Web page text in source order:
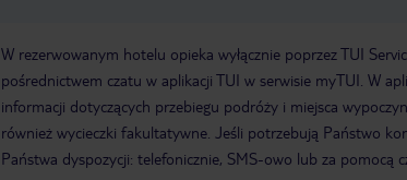
W rezerwowanym hotelu opieka wyłącznie poprzez TUI
pośrednictwem czatu w aplikacji TUI w serwisie myTUI. W
informacji dotyczących przebiegu podróży i miejsca
również wycieczki fakultatywne. Jeśli potrzebują Państwo
Państwa dyspozycji: telefonicznie, SMS-owo lub za pomocą